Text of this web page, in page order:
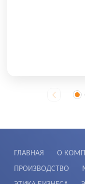
ГЛАВНАЯ О
ПРОИЗВОДСТВО